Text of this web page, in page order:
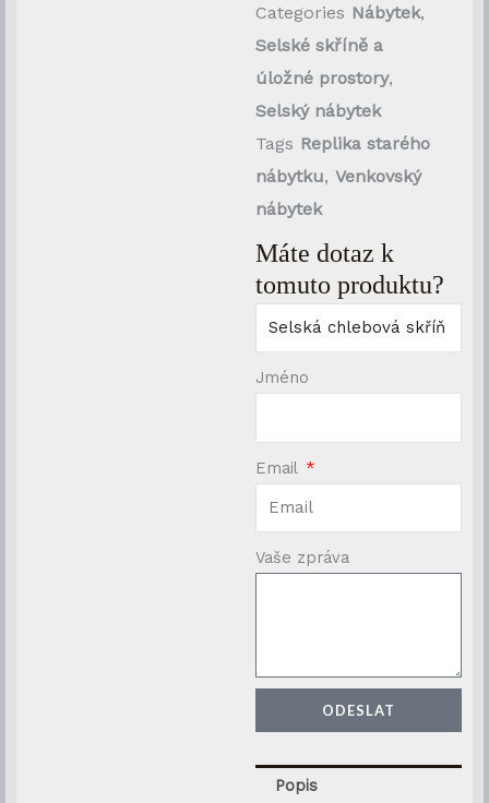
Categories Nábytek,
Selské skříně a
úložné prostory,
Selský nábytek
Tags Replika starého
nábytku, Venkovský
nábytek
Máte dotaz k
tomuto produktu?
Jméno
Email
Vaše zpráva
ODESLAT
Popis